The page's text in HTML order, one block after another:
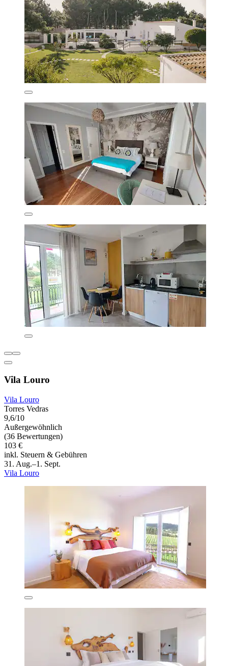
Vila Louro
Vila Louro
Torres Vedras
9,6/10
Außergewöhnlich
(36 Bewertungen)
103 €
inkl. Steuern & Gebühren
31. Aug.–1. Sept.
Vila Louro